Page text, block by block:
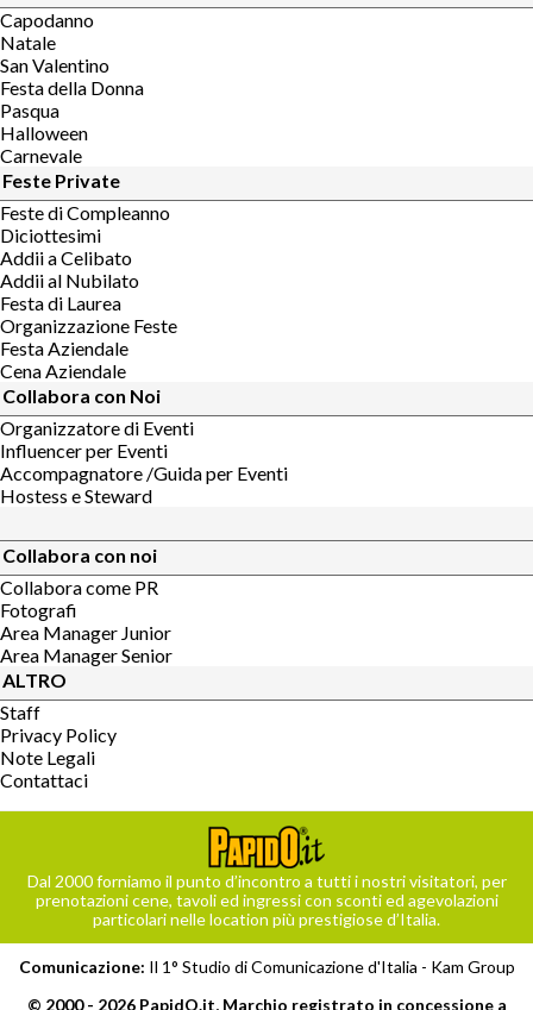
Capodanno
Natale
San Valentino
Festa della Donna
Pasqua
Halloween
Carnevale
Feste Private
Feste di Compleanno
Diciottesimi
Addii a Celibato
Addii al Nubilato
Festa di Laurea
Organizzazione Feste
Festa Aziendale
Cena Aziendale
Collabora con Noi
Organizzatore di Eventi
Influencer per Eventi
Accompagnatore /Guida per Eventi
Hostess e Steward
Collabora con noi
Collabora come PR
Fotografi
Area Manager Junior
Area Manager Senior
ALTRO
Staff
Privacy Policy
Note Legali
Contattaci
Dal 2000 forniamo il punto d’incontro a tutti i nostri visitatori, per
prenotazioni cene, tavoli ed ingressi con sconti ed agevolazioni
particolari nelle location più prestigiose d’Italia.
Comunicazione: Il 1° Studio di Comunicazione d'Italia - Kam Group
© 2000 - 2026 PapidO.it, Marchio registrato in concessione a